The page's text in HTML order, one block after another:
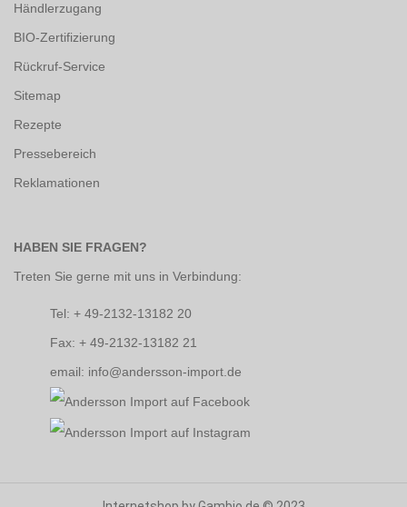
Händlerzugang
BIO-Zertifizierung
Rückruf-Service
Sitemap
Rezepte
Pressebereich
Reklamationen
HABEN SIE FRAGEN?
Treten Sie gerne mit uns in Verbindung:
Tel: + 49-2132-13182 20
Fax: + 49-2132-13182 21
email: info@andersson-import.de